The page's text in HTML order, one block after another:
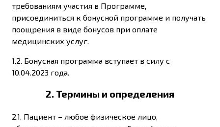
требованиям участия в Программе,
присоединиться к бонусной программе и получать
поощрения в виде бонусов при оплате
медицинских услуг.
1.2. Бонусная программа вступает в силу с
10.04.2023 года.
2. Термины и определения
2.1. Пациент – любое физическое лицо,